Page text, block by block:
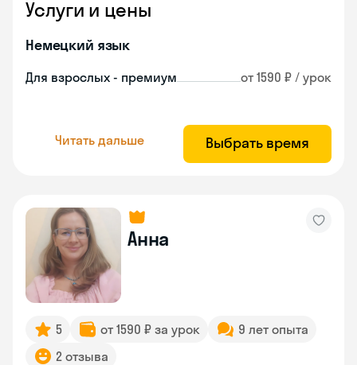
Услуги и цены
Немецкий язык
Для взрослых - премиум от 1590 ₽ / урок
Читать дальше Выбрать время
Анна
5 от 1590 ₽ за урок
9 лет опыта
2 отзыва